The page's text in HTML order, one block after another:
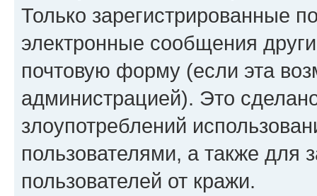
Только зарегистрированные
электронные сообщения
почтовую форму (если эта
администрацией). Это
злоупотреблений
пользователями, а также для
пользователей от кражи.